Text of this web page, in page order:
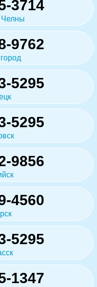
3714
9762
5295
5295
9856
4560
5295
1347